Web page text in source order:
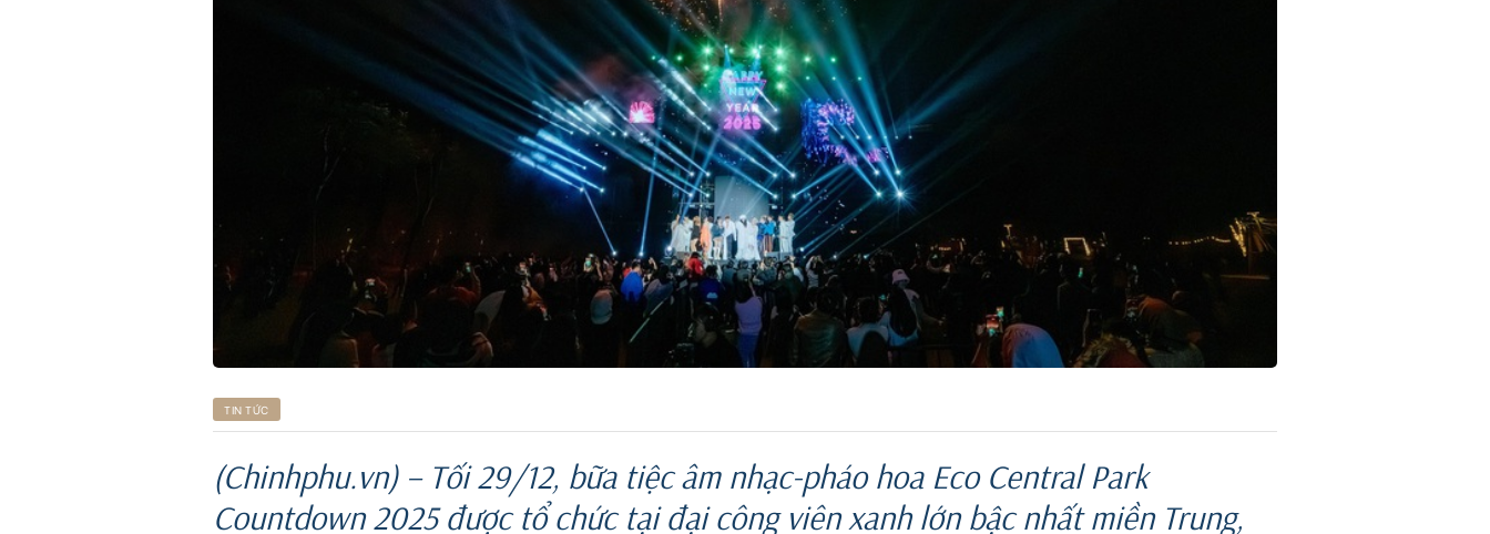
TIN TỨC
(Chinhphu.vn) – Tối 29/12, bữa tiệc âm nhạc-pháo hoa Eco Central Park
Countdown 2025 được tổ chức tại đại công viên xanh lớn bậc nhất miền Trung,